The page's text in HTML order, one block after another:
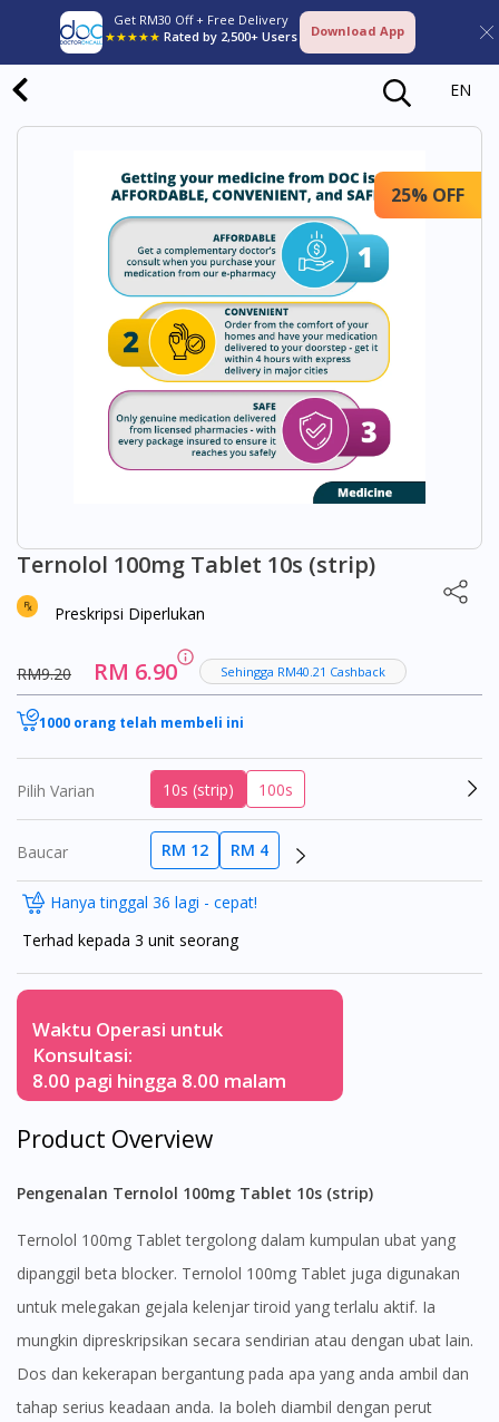
Get RM30 Off + Free Delivery
★★★★★ Rated by 2,500+ Users Download App
EN
25% OFF
Ternolol 100mg Tablet 10s (strip)
Preskripsi Diperlukan
RM9.20 RM 6.90 Sehingga RM40.21 Cashback
1000 orang telah membeli ini
Pilih Varian 10s (strip) 100s
Baucar RM 12 RM 4
Hanya tinggal 36 lagi - cepat!
Terhad kepada 3 unit seorang
Waktu Operasi untuk
Konsultasi:
8.00 pagi hingga 8.00 malam
Product Overview
Pengenalan Ternolol 100mg Tablet 10s (strip)
Ternolol 100mg Tablet tergolong dalam kumpulan ubat yang
dipanggil beta blocker. Ternolol 100mg Tablet juga digunakan
untuk melegakan gejala kelenjar tiroid yang terlalu aktif. Ia
mungkin dipreskripsikan secara sendirian atau dengan ubat lain.
Dos dan kekerapan bergantung pada apa yang anda ambil dan
tahap serius keadaan anda. Ia boleh diambil dengan perut